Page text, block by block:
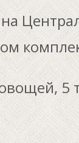
5